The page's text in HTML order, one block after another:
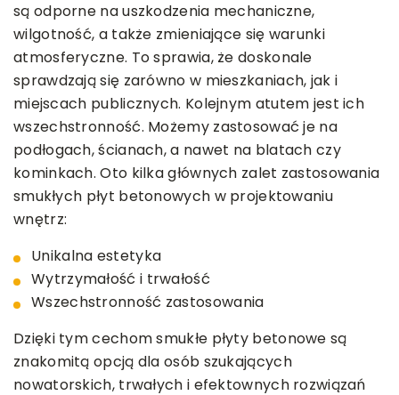
są odporne na uszkodzenia mechaniczne,
wilgotność, a także zmieniające się warunki
atmosferyczne. To sprawia, że doskonale
sprawdzają się zarówno w mieszkaniach, jak i
miejscach publicznych. Kolejnym atutem jest ich
wszechstronność. Możemy zastosować je na
podłogach, ścianach, a nawet na blatach czy
kominkach. Oto kilka głównych zalet zastosowania
smukłych płyt betonowych w projektowaniu
wnętrz:
Unikalna estetyka
Wytrzymałość i trwałość
Wszechstronność zastosowania
Dzięki tym cechom smukłe płyty betonowe są
znakomitą opcją dla osób szukających
nowatorskich, trwałych i efektownych rozwiązań